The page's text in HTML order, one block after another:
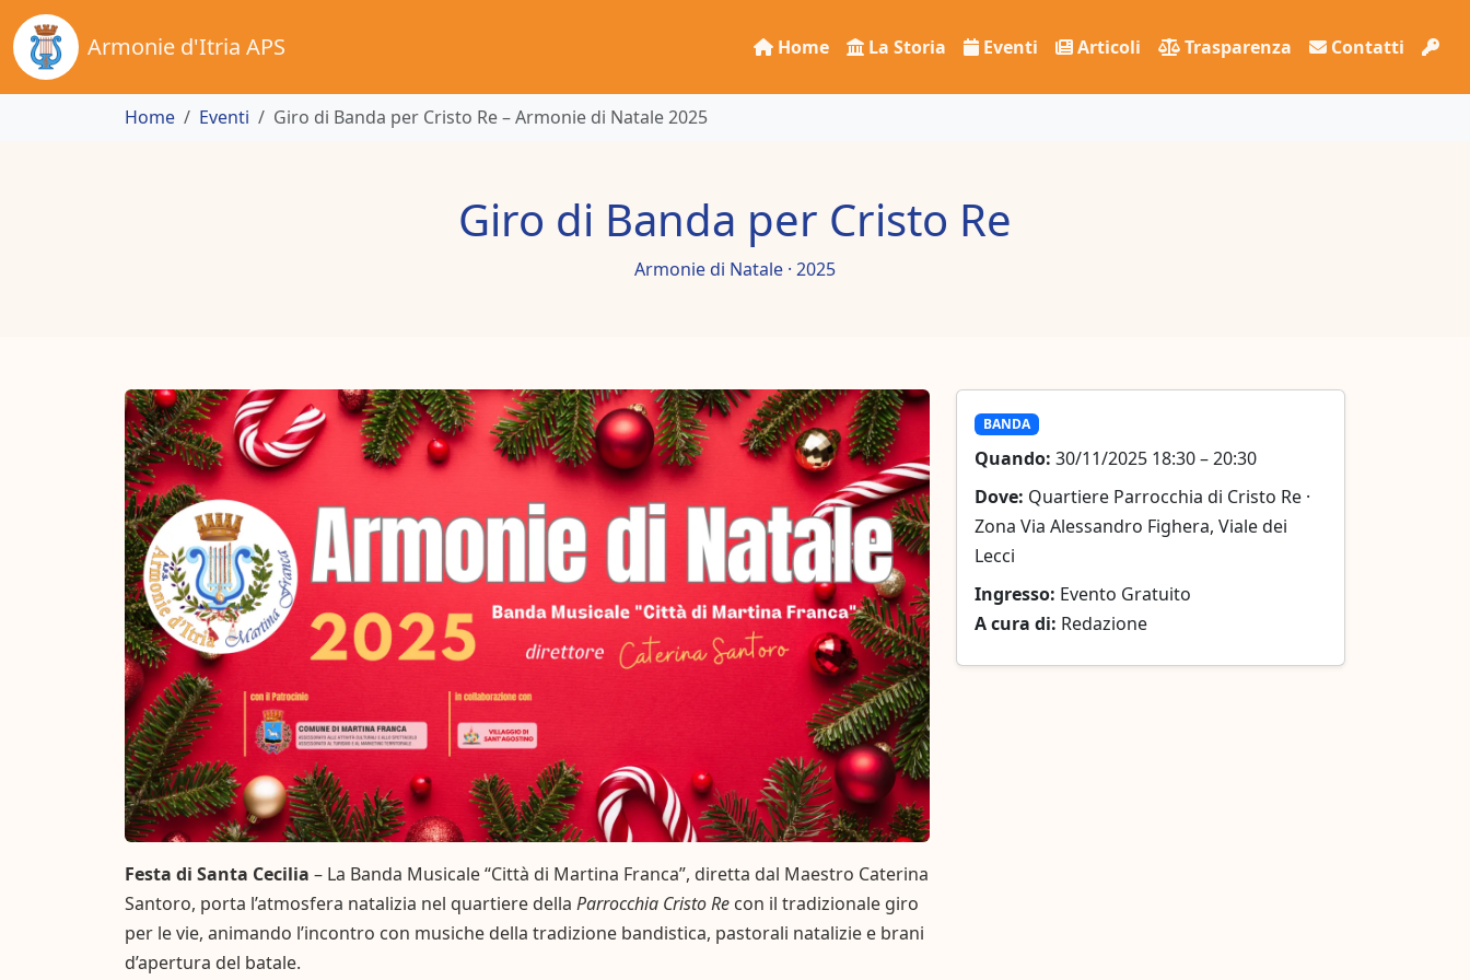
Armonie d'Itria APS Home La Storia Eventi Articoli Trasparenza Contatti
Home Eventi Giro di Banda per Cristo Re – Armonie di Natale 2025
Giro di Banda per Cristo Re
Armonie di Natale · 2025
Festa di Santa Cecilia – La Banda Musicale “Città di Martina Franca”, diretta dal Maestro Caterina
Santoro, porta l’atmosfera natalizia nel quartiere della Parrocchia Cristo Re con il tradizionale giro
per le vie, animando l’incontro con musiche della tradizione bandistica, pastorali natalizie e brani
d’apertura del batale.
BANDA
Quando: 30/11/2025 18:30 – 20:30
Dove: Quartiere Parrocchia di Cristo Re ·
Zona Via Alessandro Fighera, Viale dei
Lecci
Ingresso: Evento Gratuito
A cura di: Redazione